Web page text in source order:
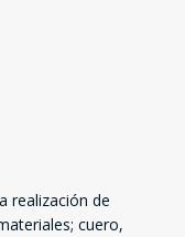
realización de
cuero,